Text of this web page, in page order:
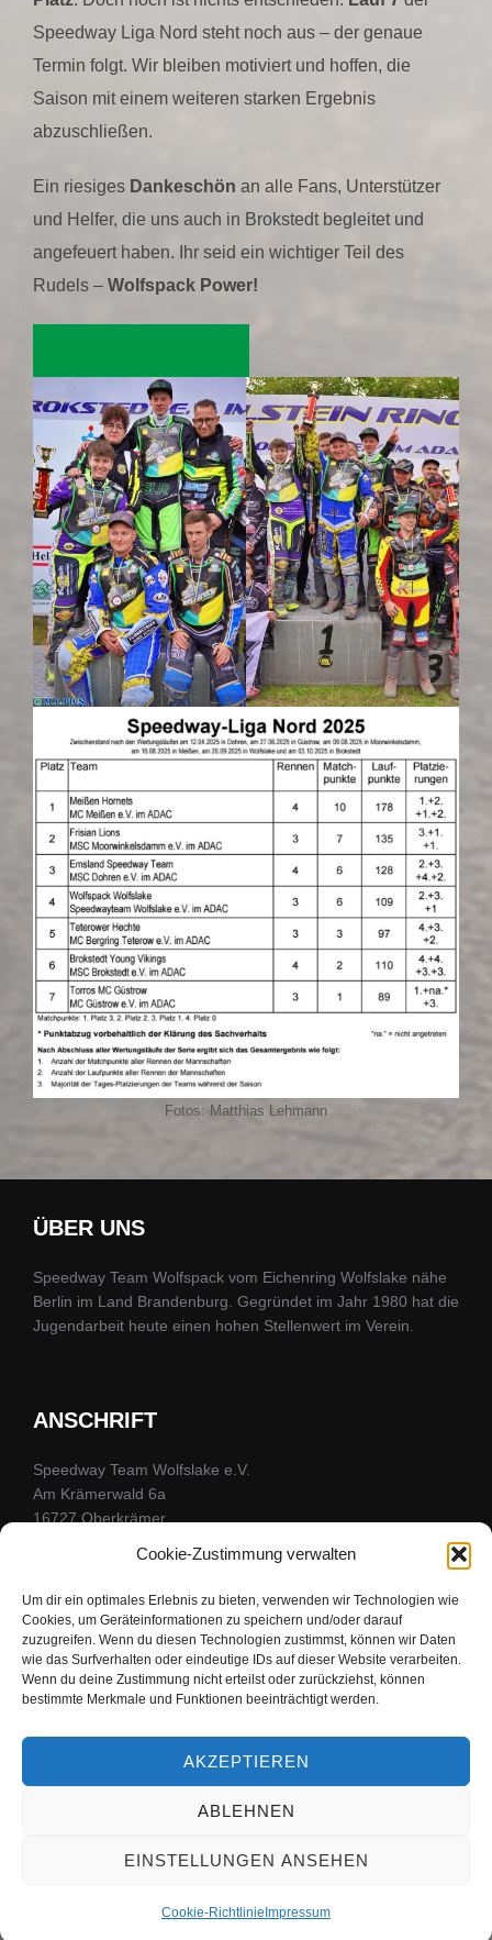
Cookie-Zustimmung verwalten
Um dir ein optimales Erlebnis zu bieten, verwenden wir Technologien wie
Cookies, um Geräteinformationen zu speichern und/oder darauf
zuzugreifen. Wenn du diesen Technologien zustimmst, können wir Daten
wie das Surfverhalten oder eindeutige IDs auf dieser Website verarbeiten.
Wenn du deine Zustimmung nicht erteilst oder zurückziehst, können
bestimmte Merkmale und Funktionen beeinträchtigt werden.
AKZEPTIEREN
ABLEHNEN
EINSTELLUNGEN ANSEHEN
Cookie-Richtlinie Impressum
Speedway Liga Nord steht noch aus – der genaue
Termin folgt. Wir bleiben motiviert und hoffen, die
Saison mit einem weiteren starken Ergebnis
abzuschließen.
Ein riesiges Dankeschön an alle Fans, Unterstützer
und Helfer, die uns auch in Brokstedt begleitet und
angefeuert haben. Ihr seid ein wichtiger Teil des
Rudels – Wolfspack Power!
Fotos: Matthias Lehmann
ÜBER UNS
Speedway Team Wolfspack vom Eichenring Wolfslake nähe
Berlin im Land Brandenburg. Gegründet im Jahr 1980 hat die
Jugendarbeit heute einen hohen Stellenwert im Verein.
ANSCHRIFT
Speedway Team Wolfslake e.V.
Am Krämerwald 6a
16727 Oberkrämer
FOLGE UNS
Bleibe mit uns in Kontakt
facebookyoutubeinstagram
Copyright © 2026 Speedwayteam Wolfslake